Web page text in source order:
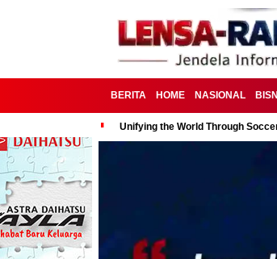
BERITA HOME NASIONAL
Unifying the World Through